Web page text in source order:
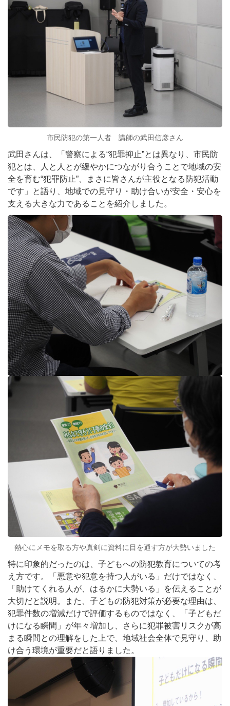
市民防犯の第一人者 講師の武田信彦さん
武田さんは、「警察による“犯罪抑止”とは異なり、市民防
犯とは、人と人とが緩やかにつながり合うことで地域の安
全を育む“犯罪防止”、まさに皆さんが主役となる防犯活動
です」と語り、地域での見守り・助け合いが安全・安心を
支える大きな力であることを紹介しました。
熱心にメモを取る方や真剣に資料に目を通す方が大勢いました
特に印象的だったのは、子どもへの防犯教育についての考
え方です。「悪意や犯意を持つ人がいる」だけではなく、
「助けてくれる人が、はるかに大勢いる」を伝えることが
大切だと説明。また、子どもの防犯対策が必要な理由は、
犯罪件数の増減だけで評価するものではなく、「子どもだ
けになる瞬間」が年々増加し、さらに犯罪被害リスクが高
まる瞬間との理解をした上で、地域社会全体で見守り、助
け合う環境が重要だと語りました。